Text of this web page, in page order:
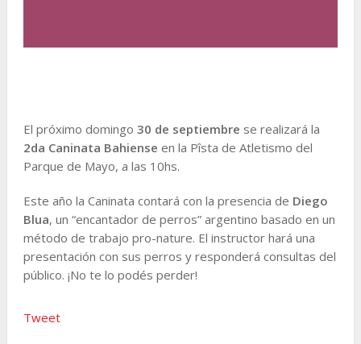
El próximo domingo 30 de septiembre se realizará la
2da Caninata Bahiense en la Pîsta de Atletismo del
Parque de Mayo, a las 10hs.
Este año la Caninata contará con la presencia de Diego
Blua, un “encantador de perros” argentino basado en un
método de trabajo pro-nature. El instructor hará una
presentación con sus perros y responderá consultas del
público. ¡No te lo podés perder!
Tweet